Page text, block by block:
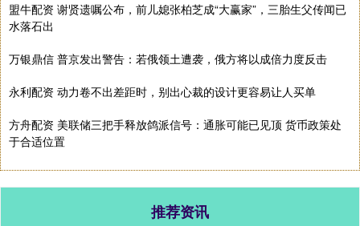
盟牛配资 谢贤遗嘱公布，前儿媳张柏芝成“大赢家”，三胎生父传闻已
水落石出
万银鼎信 普京发出警告：若俄领土遭袭，俄方将以成倍力度反击
永利配资 动力卷不出差距时，别出心裁的设计更容易让人买单
方舟配资 美联储三把手释放鸽派信号：通胀可能已见顶 货币政策处
于合适位置
推荐资讯